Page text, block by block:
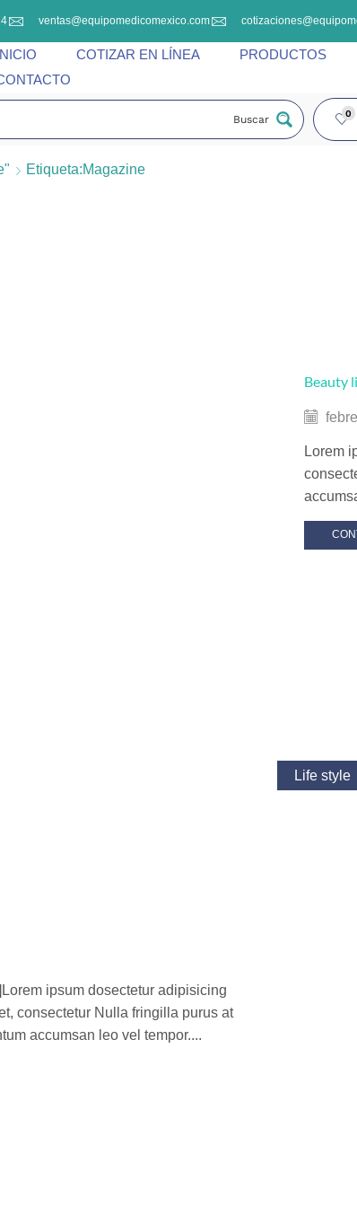
ventas@equipomedicomexico.com
INICIO COTIZAR EN LÍNEA PRODUCTOS
Buscar 0
Etiqueta:Magazine
Beauty
Lorem
Life style
ipsum dosectetur adipisicing
consectetur Nulla fringilla purus at
accumsan leo vel tempor....